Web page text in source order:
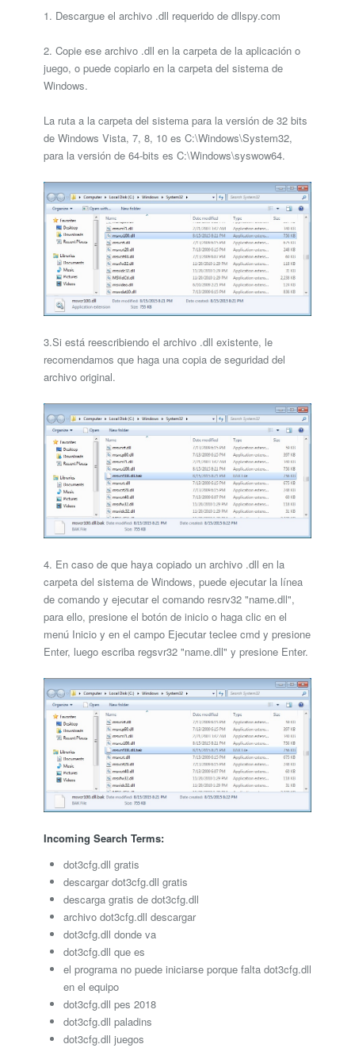
1. Descargue el archivo .dll requerido de dllspy.com
2. Copie ese archivo .dll en la carpeta de la aplicación o
juego, o puede copiarlo en la carpeta del sistema de
Windows.
La ruta a la carpeta del sistema para la versión de 32 bits
de Windows Vista, 7, 8, 10 es C:\Windows\System32,
para la versión de 64-bits es C:\Windows\syswow64.
3.Si está reescribiendo el archivo .dll existente, le
recomendamos que haga una copia de seguridad del
archivo original.
4. En caso de que haya copiado un archivo .dll en la
carpeta del sistema de Windows, puede ejecutar la línea
de comando y ejecutar el comando resrv32 "name.dll",
para ello, presione el botón de inicio o haga clic en el
menú Inicio y en el campo Ejecutar teclee cmd y presione
Enter, luego escriba regsvr32 "name.dll" y presione Enter.
Incoming Search Terms:
dot3cfg.dll gratis
descargar dot3cfg.dll gratis
descarga gratis de dot3cfg.dll
archivo dot3cfg.dll descargar
dot3cfg.dll donde va
dot3cfg.dll que es
el programa no puede iniciarse porque falta dot3cfg.dll
en el equipo
dot3cfg.dll pes 2018
dot3cfg.dll paladins
dot3cfg.dll juegos